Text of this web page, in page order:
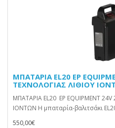
ΜΠΑΤΑΡΙΑ EL20 EP
ΤΕΧΝΟΛΟΓΙΑΣ ΛΙΘΙΟΥ
ΜΠΑΤΑΡΙΑ EL20 EP EQUIPMENT
ΙΟΝΤΩΝ Η μπαταρία-βαλιτσάκι
550,00€